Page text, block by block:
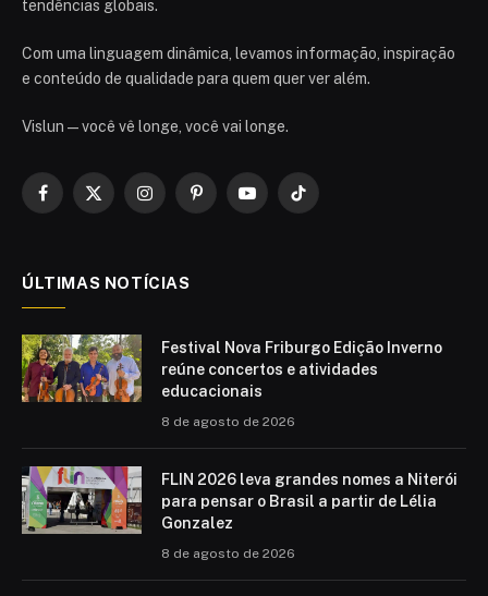
tendências globais.
Com uma linguagem dinâmica, levamos informação, inspiração
e conteúdo de qualidade para quem quer ver além.
Vislun — você vê longe, você vai longe.
Facebook
X
InstagramPinterestYouTubeTikTok
ÚLTIMAS NOTÍCIAS
Festival Nova Friburgo Edição Inverno
reúne concertos e atividades
educacionais
8 de agosto de 2026
FLIN 2026 leva grandes nomes a Niterói
para pensar o Brasil a partir de Lélia
Gonzalez
8 de agosto de 2026